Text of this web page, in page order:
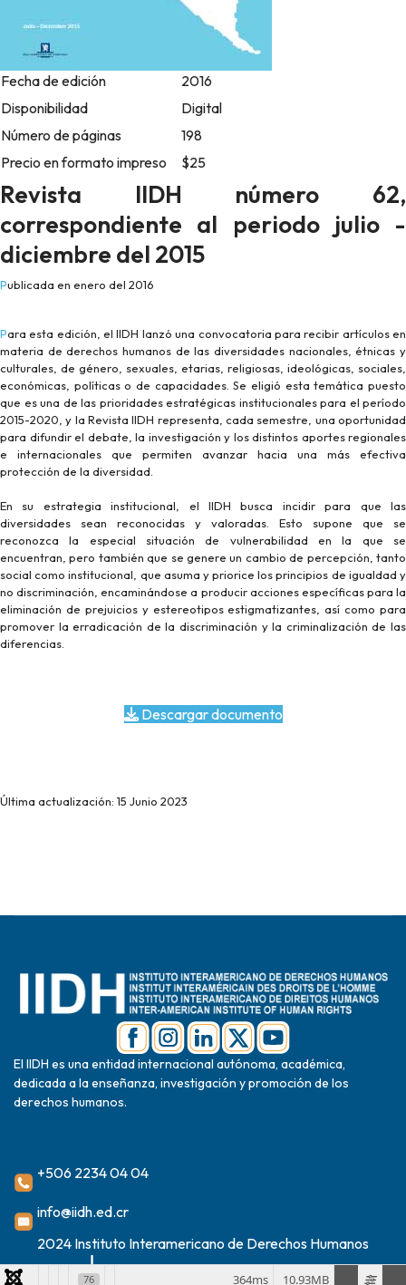
Fecha de edición
2016
Disponibilidad
Digital
Número de páginas
198
Precio en formato impreso
$25
Revista IIDH número 62,
correspondiente al periodo julio -
diciembre del 2015
Publicada en enero del 2016
Para esta edición, el IIDH lanzó una convocatoria para recibir artículos en
materia de derechos humanos de las diversidades nacionales, étnicas y
culturales, de género, sexuales, etarias, religiosas, ideológicas, sociales,
económicas, políticas o de capacidades. Se eligió esta temática puesto
que es una de las prioridades estratégicas institucionales para el período
2015-2020, y la Revista IIDH representa, cada semestre, una oportunidad
para difundir el debate, la investigación y los distintos aportes regionales
e internacionales que permiten avanzar hacia una más efectiva
protección de la diversidad.
En su estrategia institucional, el IIDH busca incidir para que las
diversidades sean reconocidas y valoradas. Esto supone que se
reconozca la especial situación de vulnerabilidad en la que se
encuentran, pero también que se genere un cambio de percepción, tanto
social como institucional, que asuma y priorice los principios de igualdad y
no discriminación, encaminándose a producir acciones específicas para la
eliminación de prejuicios y estereotipos estigmatizantes, así como para
promover la erradicación de la discriminación y la criminalización de las
diferencias.
Descargar documento
Última actualización: 15 Junio 2023
El IIDH es una entidad internacional autónoma, académica,
dedicada a la enseñanza, investigación y promoción de los
derechos humanos.
+506 2234 04 04
info@iidh.ed.cr
2024 Instituto Interamericano de Derechos Humanos
76 10.93MB
364ms